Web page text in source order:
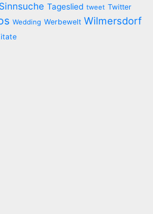
Sinnsuche Tageslied tweet Twitter
Wedding Werbewelt Wilmersdorf